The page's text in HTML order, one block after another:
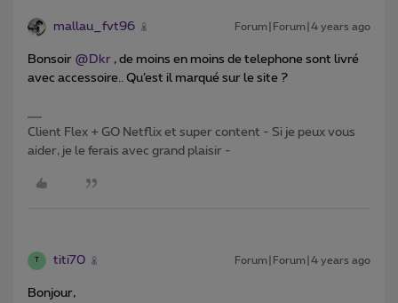
mallau_fvt96 Forum|Forum|4 years ago
Bonsoir @Dkr , de moins en moins de telephone sont livré
avec accessoire.. Qu’est il marqué sur le site ?
Client Flex + GO Netflix et super content - Si je peux vous
aider, je le ferais avec grand plaisir -
titi70 Forum|Forum|4 years ago
Bonjour,